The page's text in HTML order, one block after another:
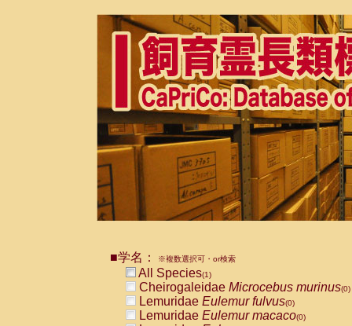
■学名： ※複数選択可・or検索
All Species(1)
Cheirogaleidae Microcebus murinus(0)
Lemuridae Eulemur fulvus(0)
Lemuridae Eulemur macaco(0)